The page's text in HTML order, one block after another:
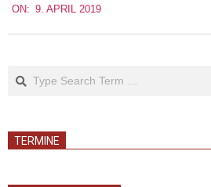
04-
09
ON: 9. APRIL 2019
TERMINE